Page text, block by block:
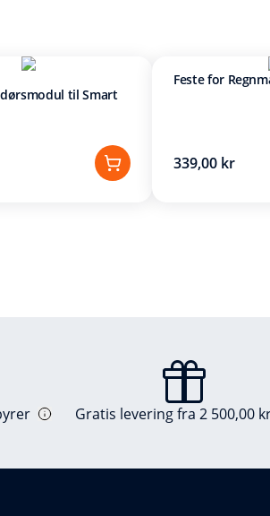
til Smart
Feste for
339,00 kr
Gratis levering fra 2 500,00